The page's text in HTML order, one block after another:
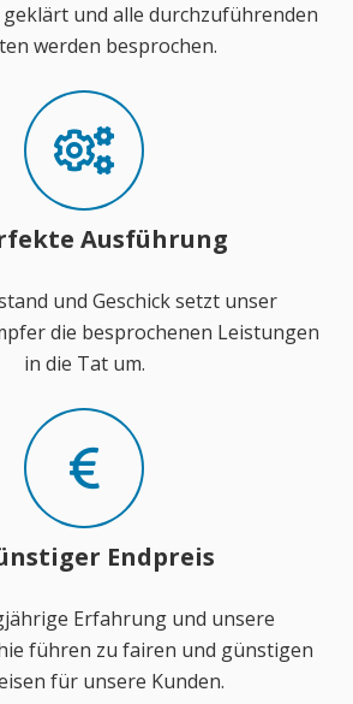
und alle durchzuführenden
werden besprochen.
Ausführung
und Geschick setzt unser
die besprochenen Leistungen
in die Tat um.
Endpreis
Erfahrung und unsere
führen zu fairen und günstigen
für unsere Kunden.